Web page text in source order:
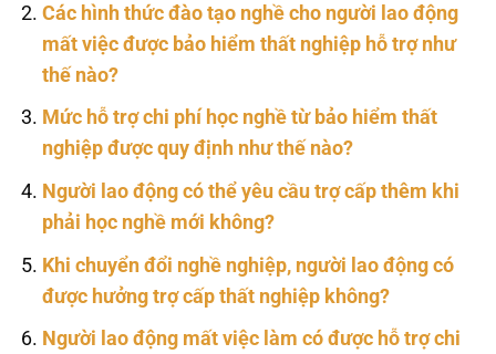
Các hình thức đào tạo nghề cho người lao động
mất việc được bảo hiểm thất nghiệp hỗ trợ như
thế nào?
Mức hỗ trợ chi phí học nghề từ bảo hiểm thất
nghiệp được quy định như thế nào?
Người lao động có thể yêu cầu trợ cấp thêm khi
phải học nghề mới không?
Khi chuyển đổi nghề nghiệp, người lao động có
được hưởng trợ cấp thất nghiệp không?
Người lao động mất việc làm có được hỗ trợ chi